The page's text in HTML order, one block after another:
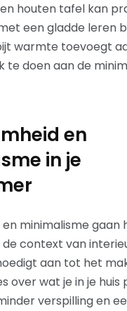
houten tafel kan
een gladde leren
warmte toevoegt
te doen aan de
en
in je
minimalisme gaan
de context van
aan tot het
over wat je in je huis
verspilling en